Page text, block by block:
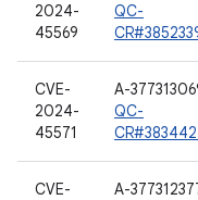
2024-
45569
QC-
CVE-
2024-
45571
A-
QC-
CVE-
A-